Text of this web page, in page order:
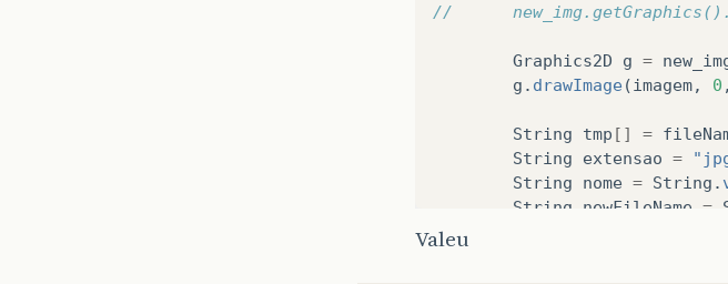
//
Graphics2D g =
g . drawImage(imagem, 0 ,
String tmp [] =
String
extensao =
String
nome = String .
String
newFileName =
Valeu